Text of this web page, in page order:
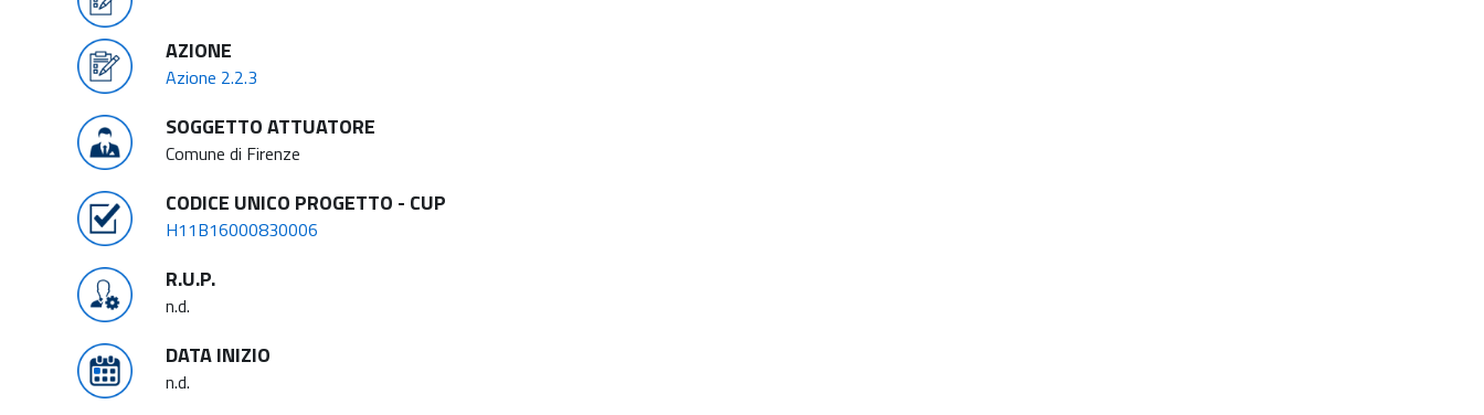
AZIONE
Azione 2.2.3
SOGGETTO ATTUATORE
Comune di Firenze
CODICE UNICO PROGETTO - CUP
H11B16000830006
R.U.P.
n.d.
DATA INIZIO
n.d.